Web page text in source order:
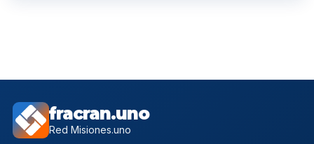
fracran.uno
Red Misiones.uno